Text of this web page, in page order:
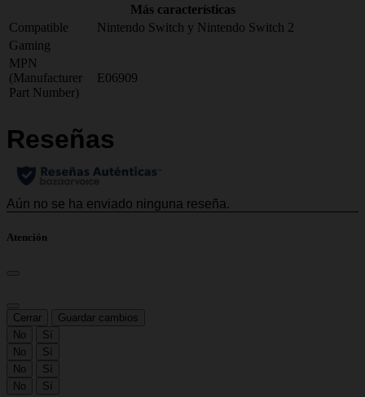
Más características
Compatible
Nintendo Switch y Nintendo Switch 2
Gaming
MPN
(Manufacturer
Part Number)
E06909
Atención
Cerrar
Guardar cambios
No
Sí
No
Sí
No
Sí
No
Sí